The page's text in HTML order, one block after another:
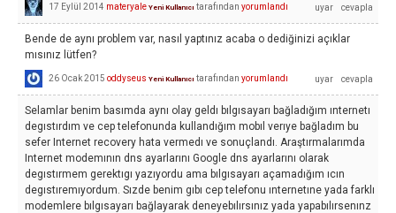
17 Eylül 2014 materyale Yeni Kullanıcı tarafından yorumlandı
Bende de aynı problem var, nasıl yaptınız acaba o dediğinizi açıklar
mısınız lütfen?
26 Ocak 2015 oddyseus Yeni Kullanıcı tarafından yorumlandı
Selamlar benim basımda aynı olay geldı bılgısayarı bağladığım ınternetı
degıstırdım ve cep telefonunda kullandığım mobıl verıye bağladım bu
sefer Internet recovery hata vermedı ve sonuçlandı. Araştırmalarımda
Internet modemının dns ayarlarını Google dns ayarlarını olarak
degıstırmem gerektıgı yazıyordu ama bılgısayarı açamadığım ıcın
degıstıremıyordum. Sızde benim gıbı cep telefonu ınternetıne yada farklı
modemlere bılgısayarı bağlayarak deneyebılırsınız yada yapabılırsenınz